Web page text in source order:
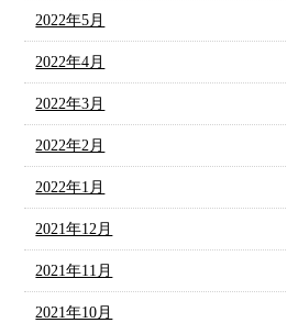
2022年5月
2022年4月
2022年3月
2022年2月
2022年1月
2021年12月
2021年11月
2021年10月